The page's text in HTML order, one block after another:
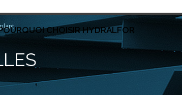
CHOISIR HYDRALFOR